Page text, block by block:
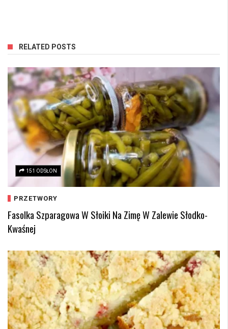
RELATED POSTS
151 ODSŁON
PRZETWORY
Fasolka Szparagowa W Słoiki Na Zimę W Zalewie Słodko-
Kwaśnej